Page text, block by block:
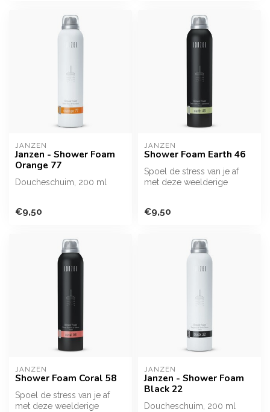
JANZEN
Janzen - Shower Foam
Orange 77
Doucheschuim, 200 ml
met deze weelderige
€9,50
JANZEN
Shower Foam Earth 46
Spoel de stress van je af
met deze weelderige
€9,50
JANZEN
Shower Foam Coral 58
Spoel de stress van je af
met deze weelderige
JANZEN
Janzen - Shower Foam
Black 22
Doucheschuim, 200 ml